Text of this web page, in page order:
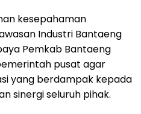
kesepahaman
Industri Bantaeng
Pemkab Bantaeng
pusat agar
yang berdampak kepada
sinergi seluruh pihak.